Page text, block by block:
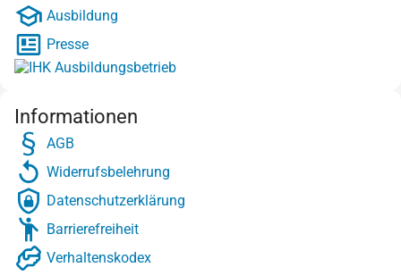
Ausbildung
Presse
Informationen
AGB
Widerrufsbelehrung
Datenschutzerklärung
Barrierefreiheit
Verhaltenskodex